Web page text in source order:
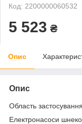
Код: 2200000060532
5 523 ₴
Опис
Опис
Область застосування
Електронасоси